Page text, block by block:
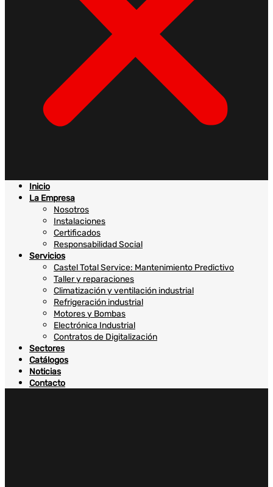
Inicio
La Empresa
Nosotros
Instalaciones
Certificados
Responsabilidad Social
Servicios
Castel Total Service: Mantenimiento Predictivo
Taller y reparaciones
Climatización y ventilación industrial
Refrigeración industrial
Motores y Bombas
Electrónica Industrial
Contratos de Digitalización
Sectores
Catálogos
Noticias
Contacto